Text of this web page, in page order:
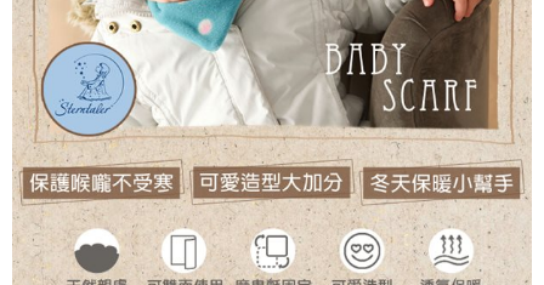
２．關於個人資料處理事宜，請瀏覽以下網址：
https://aftee.tw/terms/#terms3
３．未成年的使用者請事先徵得法定代理人或監護人之同意方可使用
「AFTEE先享後付」，若未經同意申辦者引起之損失，本公司不負相關責
任。
４．使用「AFTEE先享後付」時，將依據個別帳號之用戶狀況，依本公司即
時審查核予不同之上限額度；若仍有額度不足之情形，本公司將視審查結果
請求用戶進行身份認證。
５．嚴禁一人註冊多個帳號或使用他人資訊註冊。若發現惡意使用之情形，
恩沛科技股份有限公司將有權停止該用戶之使用額度並採取法律行動。